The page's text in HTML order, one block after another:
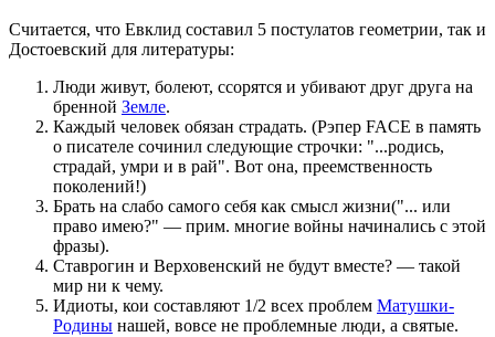
Считается, что Евклид составил 5 постулатов геометрии, так и
Достоевский для литературы:
Люди живут, болеют, ссорятся и убивают друг друга на
бренной Земле.
Каждый человек обязан страдать. (Рэпер FACE в память
о писателе сочинил следующие строчки: "...родись,
страдай, умри и в рай". Вот она, преемственность
поколений!)
Брать на слабо самого себя как смысл жизни("... или
право имею?" — прим. многие войны начинались с этой
фразы).
Ставрогин и Верховенский не будут вместе? — такой
мир ни к чему.
Идиоты, кои составляют 1/2 всех проблем Матушки-
Родины нашей, вовсе не проблемные люди, а святые.